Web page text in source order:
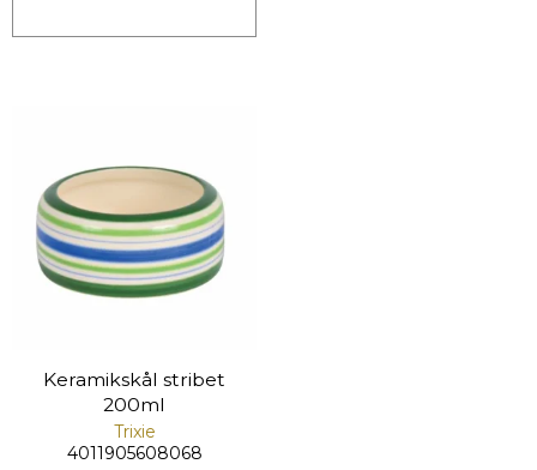
Keramikskål stribet
200ml
Trixie
4011905608068